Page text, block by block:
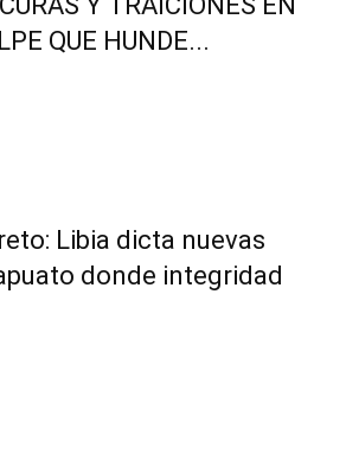
QUE HUNDE...
Libia dicta nuevas
donde integridad